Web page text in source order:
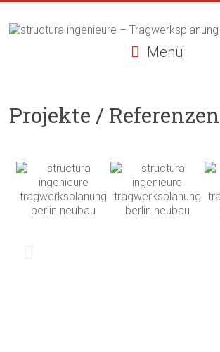
Menü
Projekte / Referenzen